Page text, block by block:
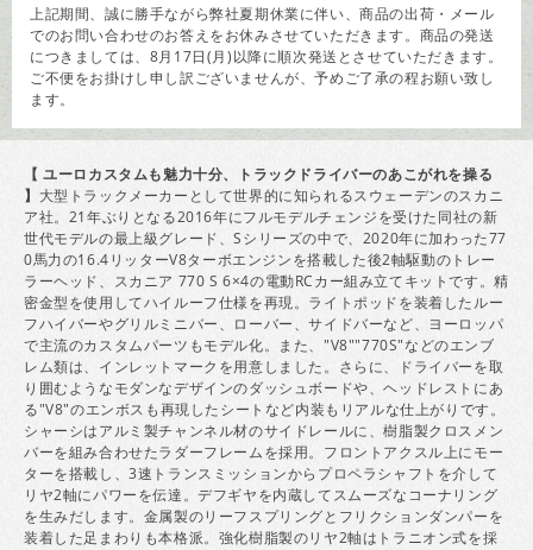
上記期間、誠に勝手ながら弊社夏期休業に伴い、商品の出荷・メール
でのお問い合わせのお答えをお休みさせていただきます。商品の発送
につきましては、8月17日(月)以降に順次発送とさせていただきます。
ご不便をお掛けし申し訳ございませんが、予めご了承の程お願い致し
ます。
【 ユーロカスタムも魅力十分、トラックドライバーのあこがれを操る
】 大型トラックメーカーとして世界的に知られるスウェーデンのスカニ
ア社。21年ぶりとなる2016年にフルモデルチェンジを受けた同社の新
世代モデルの最上級グレード、Sシリーズの中で、2020年に加わった77
0馬力の16.4リッターV8ターボエンジンを搭載した後2軸駆動のトレー
ラーヘッド、スカニア 770 S 6×4の電動RCカー組み立てキットです。精
密金型を使用してハイルーフ仕様を再現。ライトポッドを装着したルー
フハイバーやグリルミニバー、ローバー、サイドバーなど、ヨーロッパ
で主流のカスタムパーツもモデル化。また、"V8""770S"などのエンブ
レム類は、インレットマークを用意しました。さらに、ドライバーを取
り囲むようなモダンなデザインのダッシュボードや、ヘッドレストにあ
る"V8"のエンボスも再現したシートなど内装もリアルな仕上がりです。
シャーシはアルミ製チャンネル材のサイドレールに、樹脂製クロスメン
バーを組み合わせたラダーフレームを採用。フロントアクスル上にモー
ターを搭載し、3速トランスミッションからプロペラシャフトを介して
リヤ2軸にパワーを伝達。デフギヤを内蔵してスムーズなコーナリング
を生みだします。金属製のリーフスプリングとフリクションダンパーを
装着した足まわりも本格派。強化樹脂製のリヤ2軸はトラニオン式を採